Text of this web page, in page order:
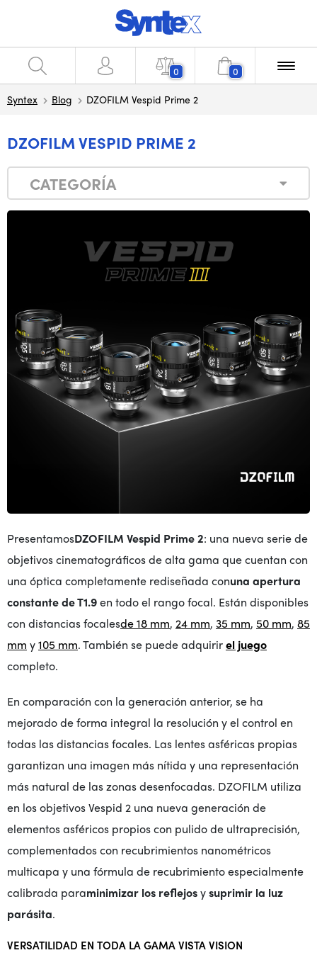
0 0
Syntex Blog DZOFILM Vespid Prime 2
DZOFILM VESPID PRIME 2
CATEGORÍA
PresentamosDZOFILM Vespid Prime 2: una nueva serie de
objetivos cinematográficos de alta gama que cuentan con
una óptica completamente rediseñada conuna apertura
constante de T1.9en todo el rango focal. Están disponibles
con distancias focalesde 18 mm, 24 mm, 35 mm, 50 mm, 85
mm y105 mm. También se puede adquirirel juego
completo.
En comparación con la generación anterior, se ha
mejorado de forma integral la resolución y el control en
todas las distancias focales. Las lentes asféricas propias
garantizan una imagen más nítida y una representación
más natural de las zonas desenfocadas. DZOFILM utiliza
en los objetivos Vespid 2 una nueva generación de
elementos asféricos propios con pulido de ultraprecisión,
complementados con recubrimientos nanométricos
multicapa y una fórmula de recubrimiento especialmente
calibrada paraminimizar los reflejosysuprimir la luz
parásita.
VERSATILIDAD EN TODA LA GAMA VISTA VISION